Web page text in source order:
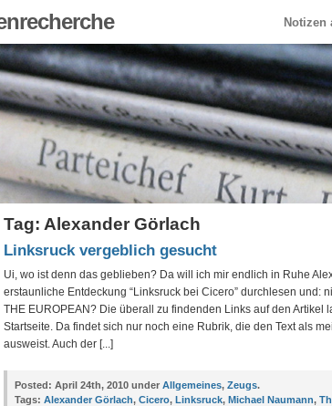
Notizen
Tag: Alexander Görlach
Linksruck vergeblich gesucht
Ui, wo ist denn das geblieben? Da will ich mir endlich in Ruhe
erstaunliche Entdeckung “Linksruck bei Cicero” durchlesen und:
THE EUROPEAN? Die überall zu findenden Links auf den Artikel
Startseite. Da findet sich nur noch eine Rubrik, die den Text als
ausweist. Auch der [...]
Posted: April 24th, 2010 under Allgemeines, Zeugs.
Tags: Alexander Görlach, Cicero, Linksruck, Michael Naumann,